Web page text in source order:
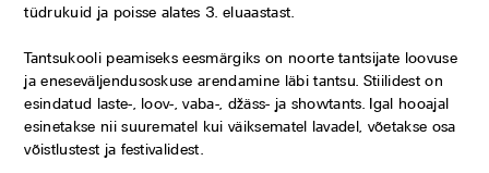
tüdrukuid ja poisse alates 3. eluaastast.
Tantsukooli peamiseks eesmärgiks on noorte tantsijate loovuse
ja eneseväljendusoskuse arendamine läbi tantsu. Stiilidest on
esindatud laste-, loov-, vaba-, džäss- ja showtants. Igal hooajal
esinetakse nii suurematel kui väiksematel lavadel, võetakse osa
võistlustest ja festivalidest.